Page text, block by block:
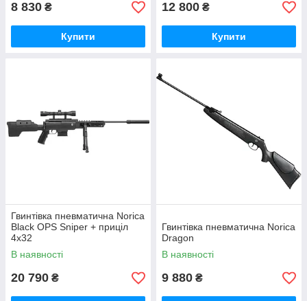
8 830 ₴
Купити
12 800 ₴
Купити
Гвинтівка пневматична Norica
Black OPS Sniper + приціл
4x32
В наявності
20 790 ₴
Гвинтівка пневматична Norica
Dragon
В наявності
9 880 ₴